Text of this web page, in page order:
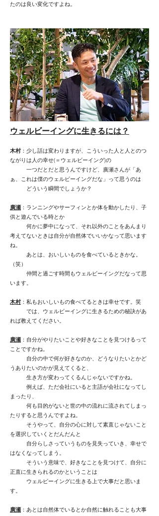
たのは良い変化ですよね。
ウェルビーイングに生きるには？
木村：少し話は変わりますが、こういった人と人とのつ
ながりは人の幸せ(＝ウェルビーイング)の
一つだとだと思うんですけど、廣瀬さんが「あ
ぁ、これは僕のウェルビーイングだな」って思うのは
どういう瞬間でしょうか？
廣瀬 ：ランニングやサーフィンとか体を動かしたり、子
供と遊んでいる時とか
何かに夢中になって、それ以外のことをあんまり
考えてないときは自分が自然体でいいかなって思います
ね。
あとは、おいしいものを食べているときかな。
（笑）
仲間と過ごす時間もウェルビーイングだなって思
います。
木村：私もおいしいもの食べてるときは幸せです。笑
では、ウェルビーイングに生きるための秘訣があ
れば教えてください。
廣瀬 ：自分がやりたいことや好きなことを見つけるって
ことですかね。
自分の中で何が好きなのか、どうなりたいとかど
うありたいのかが見えてくると、
生き方が変わってくるんじゃないですかね。
例えば、ただ会社にいると主語が会社になってし
まったり、
何も目的がないと世の中の流れに流されてしまっ
たりすると思うんですよね。
そうやって、自分の心に対して素直じゃないこと
を選択していくとだんだんと
自分らしさっていうものを見失っていき、幸せで
はなくなってしまう。
そういう意味で、好きなことを見つけて、自分に
正直に生きられるのかということは
ウェルビーイングに生きる上で大事だと思いま
す。
廣瀬 ：あとは自然体でいるとか自然に触れることも大事